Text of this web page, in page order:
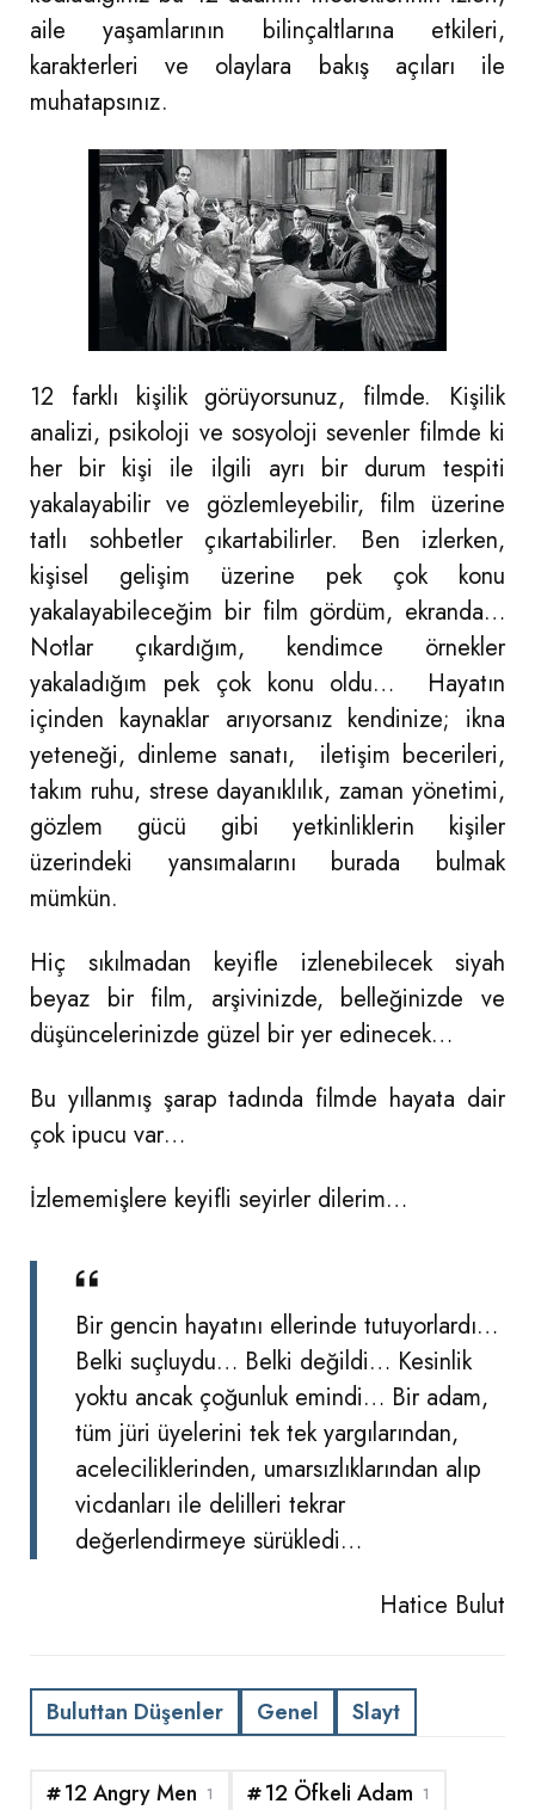
aile yaşamlarının bilinçaltlarına etkileri,
karakterleri ve olaylara bakış açıları ile
muhatapsınız.
12 farklı kişilik görüyorsunuz, filmde. Kişilik
analizi, psikoloji ve sosyoloji sevenler filmde ki
her bir kişi ile ilgili ayrı bir durum tespiti
yakalayabilir ve gözlemleyebilir, film üzerine
tatlı sohbetler çıkartabilirler. Ben izlerken,
kişisel gelişim üzerine pek çok konu
yakalayabileceğim bir film gördüm, ekranda…
Notlar çıkardığım, kendimce örnekler
yakaladığım pek çok konu oldu… Hayatın
içinden kaynaklar arıyorsanız kendinize; ikna
yeteneği, dinleme sanatı, iletişim becerileri,
takım ruhu, strese dayanıklılık, zaman yönetimi,
gözlem gücü gibi yetkinliklerin kişiler
üzerindeki yansımalarını burada bulmak
mümkün.
Hiç sıkılmadan keyifle izlenebilecek siyah
beyaz bir film, arşivinizde, belleğinizde ve
düşüncelerinizde güzel bir yer edinecek…
Bu yıllanmış şarap tadında filmde hayata dair
çok ipucu var…
İzlememişlere keyifli seyirler dilerim…
Bir gencin hayatını ellerinde tutuyorlardı…
Belki suçluydu… Belki değildi… Kesinlik
yoktu ancak çoğunluk emindi… Bir adam,
tüm jüri üyelerini tek tek yargılarından,
aceleciliklerinden, umarsızlıklarından alıp
vicdanları ile delilleri tekrar
değerlendirmeye sürükledi…
Hatice Bulut
Buluttan Düşenler Genel Slayt
12 Angry Men 1 12 Öfkeli Adam 1